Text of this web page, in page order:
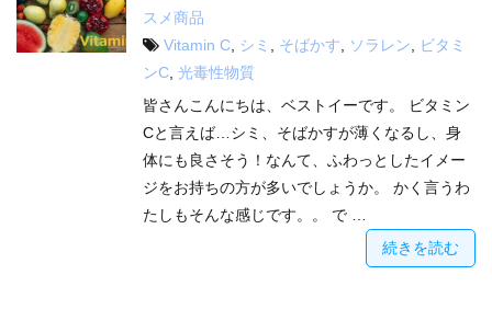
スメ商品
Vitamin C
シミ そばかす ソラレン
ビタミ
ンC 光毒性物質
皆さんこんにちは、ベストイーです。 ビタミン
Cと言えば…シミ、そばかすが薄くなるし、身
体にも良さそう！なんて、ふわっとしたイメー
ジをお持ちの方が多いでしょうか。 かく言うわ
たしもそんな感じです。。 で …
続きを読む